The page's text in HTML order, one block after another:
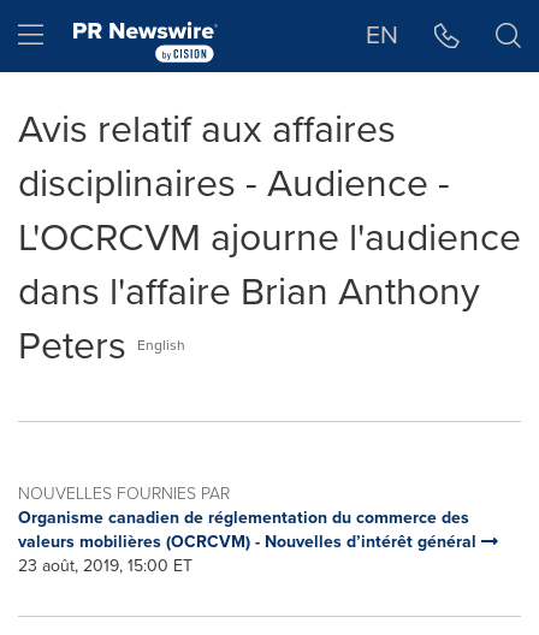
Hamburger menu EN
Avis relatif aux affaires
disciplinaires - Audience -
L'OCRCVM ajourne l'audience
dans l'affaire Brian Anthony
Peters
English
NOUVELLES FOURNIES PAR
Organisme canadien de réglementation du commerce des
valeurs mobilières (OCRCVM) - Nouvelles d’intérêt général
23 août, 2019, 15:00 ET